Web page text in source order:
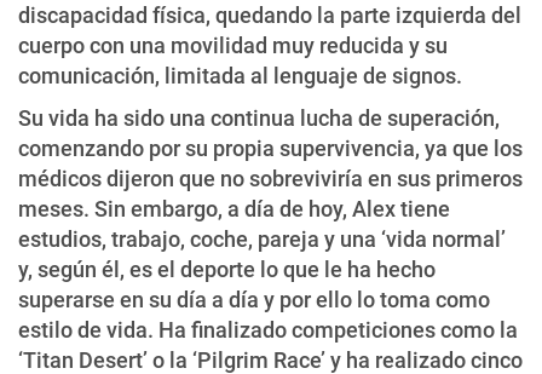
discapacidad física, quedando la parte izquierda del
cuerpo con una movilidad muy reducida y su
comunicación, limitada al lenguaje de signos.
Su vida ha sido una continua lucha de superación,
comenzando por su propia supervivencia, ya que los
médicos dijeron que no sobreviviría en sus primeros
meses. Sin embargo, a día de hoy, Alex tiene
estudios, trabajo, coche, pareja y una ‘vida normal’
y, según él, es el deporte lo que le ha hecho
superarse en su día a día y por ello lo toma como
estilo de vida. Ha finalizado competiciones como la
‘Titan Desert’ o la ‘Pilgrim Race’ y ha realizado cinco